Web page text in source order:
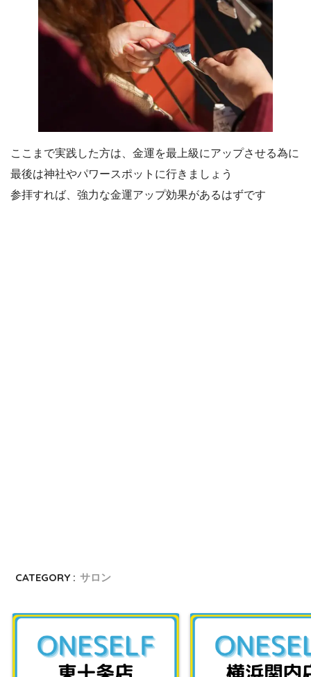
ここまで実践した方は、金運を最上級にアップさせる為に
最後は神社やパワースポットに行きましょう
参拝すれば、強力な金運アップ効果があるはずです
CATEGORY : サロン